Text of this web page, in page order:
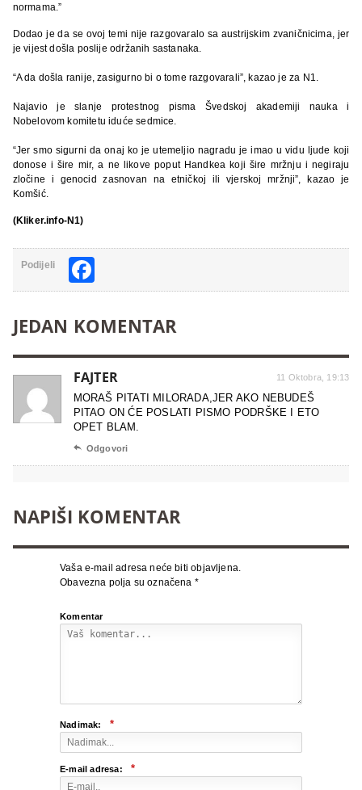
normama.”
Dodao je da se ovoj temi nije razgovaralo sa austrijskim zvaničnicima, jer
je vijest došla poslije održanih sastanaka.
“A da došla ranije, zasigurno bi o tome razgovarali”, kazao je za N1.
Najavio je slanje protestnog pisma Švedskoj akademiji nauka i
Nobelovom komitetu iduće sedmice.
“Jer smo sigurni da onaj ko je utemeljio nagradu je imao u vidu ljude koji
donose i šire mir, a ne likove poput Handkea koji šire mržnju i negiraju
zločine i genocid zasnovan na etničkoj ili vjerskoj mržnji”, kazao je
Komšić.
(Kliker.info-N1)
Podijeli
JEDAN KOMENTAR
FAJTER 11 Oktobra, 19:13
MORAŠ PITATI MILORADA,JER AKO NEBUDEŠ
PITAO ON ĆE POSLATI PISMO PODRŠKE I ETO
OPET BLAM.
 Odgovori
NAPIŠI KOMENTAR
Vaša e-mail adresa neće biti objavljena.
Obavezna polja su označena *
Komentar
Nadimak: *
E-mail adresa: *